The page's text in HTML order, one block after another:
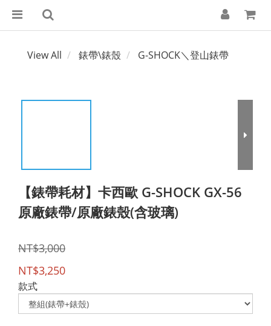
View All 錶帶\錶殼 G-SHOCK＼登山錶帶
【錶帶耗材】卡西歐 G-SHOCK GX-56
原廠錶帶/原廠錶殼(含玻璃)
NT$3,000
NT$3,250
款式